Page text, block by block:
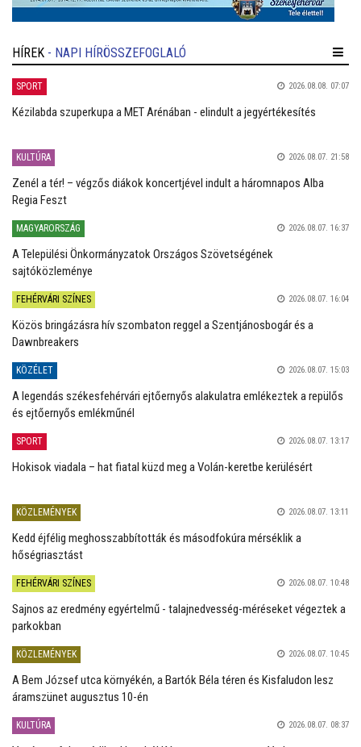
HÍREK - NAPI HÍRÖSSZEFOGLALÓ
SPORT 2026.08.08. 07:07
Kézilabda szuperkupa a MET Arénában - elindult a jegyértékesítés
KULTÚRA 2026.08.07. 21:58
Zenél a tér! – végzős diákok koncertjével indult a háromnapos Alba
Regia Feszt
MAGYARORSZÁG 2026.08.07. 16:37
A Települési Önkormányzatok Országos Szövetségének
sajtóközleménye
FEHÉRVÁRI SZÍNES 2026.08.07. 16:04
Közös bringázásra hív szombaton reggel a Szentjánosbogár és a
Dawnbreakers
KÖZÉLET 2026.08.07. 15:03
A legendás székesfehérvári ejtőernyős alakulatra emlékeztek a repülős
és ejtőernyős emlékműnél
SPORT 2026.08.07. 13:17
Hokisok viadala – hat fiatal küzd meg a Volán-keretbe kerülésért
KÖZLEMÉNYEK 2026.08.07. 13:11
Kedd éjfélig meghosszabbították és másodfokúra mérséklik a
hőségriasztást
FEHÉRVÁRI SZÍNES 2026.08.07. 10:48
Sajnos az eredmény egyértelmű - talajnedvesség-méréseket végeztek a
parkokban
KÖZLEMÉNYEK 2026.08.07. 10:45
A Bem József utca környékén, a Bartók Béla téren és Kisfaludon lesz
áramszünet augusztus 10-én
KULTÚRA 2026.08.07. 08:37